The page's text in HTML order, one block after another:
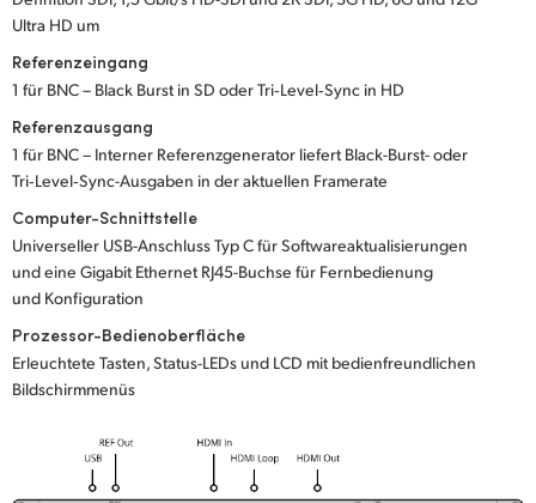
Ultra HD um
Referenzeingang
1 für BNC – Black Burst in SD oder Tri‑Level‑Sync in HD
Referenzausgang
1 für BNC – Interner Referenzgenerator liefert Black-Burst- oder
Tri‑Level‑Sync-Ausgaben in der aktuellen Framerate
Computer-Schnittstelle
Universeller USB-Anschluss Typ C für Softwareaktualisierungen
und eine Gigabit Ethernet RJ45-Buchse für Fernbedienung
und Konfiguration
Prozessor-Bedienoberfläche
Erleuchtete Tasten, Status-LEDs und LCD mit bedienfreundlichen
Bildschirmmenüs